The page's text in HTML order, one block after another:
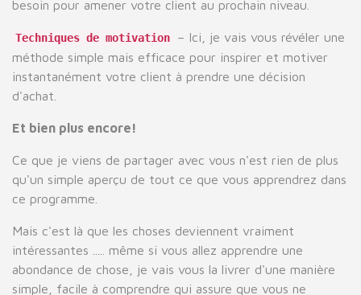
besoin pour amener votre client au prochain niveau.
Techniques de motivation
– Ici, je vais vous révéler une
méthode simple mais efficace pour inspirer et motiver
instantanément votre client à prendre une décision
d'achat.
Et bien plus encore!
Ce que je viens de partager avec vous n'est rien de plus
qu'un simple aperçu de tout ce que vous apprendrez dans
ce programme.
Mais c'est là que les choses deviennent vraiment
intéressantes ..... même si vous allez apprendre une
abondance de chose, je vais vous la livrer d'une manière
simple, facile à comprendre qui assure que vous ne